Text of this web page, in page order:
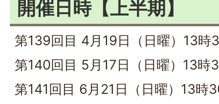
開催日時【上半期】
第139回目 4月19日（日曜）13時
第140回目 5月17日（日曜）13時
第141回目 6月21日（日曜）13時